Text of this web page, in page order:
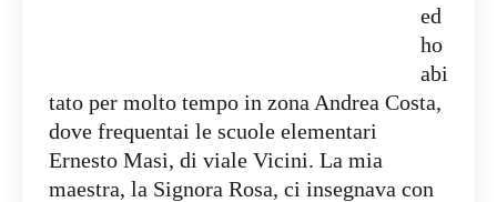
ed
ho
abi
tato per molto tempo in zona Andrea Costa,
dove frequentai le scuole elementari
Ernesto Masi, di viale Vicini. La mia
maestra, la Signora Rosa, ci insegnava con